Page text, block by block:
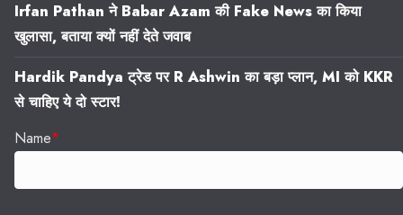
Irfan Pathan ने Babar Azam की Fake News का किया
खुलासा, बताया क्यों नहीं देते जवाब
Hardik Pandya ट्रेड पर R Ashwin का बड़ा प्लान, MI को KKR
से चाहिए ये दो स्टार!
Name*